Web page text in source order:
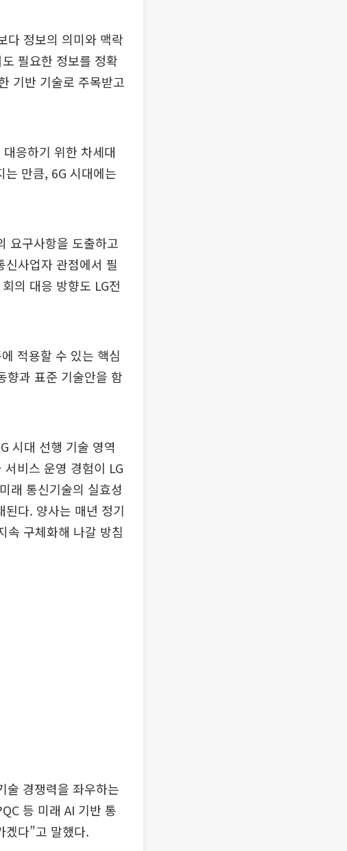
다 정보의 의미와 맥락
필요한 정보를 정확
기반 기술로 주목받고
응하기 위한 차세대
만큼, 6G 시대에는
요구사항을 도출하고
사업자 관점에서 필
의 대응 방향도 LG전
적용할 수 있는 핵심
향과 표준 기술안을 함
시대 선행 기술 영역
비스 운영 경험이 LG
래 통신기술의 실효성
다. 양사는 매년 정기
속 구체화해 나갈 방침
술 경쟁력을 좌우하는
등 미래 AI 기반 통
겠다”고 말했다.